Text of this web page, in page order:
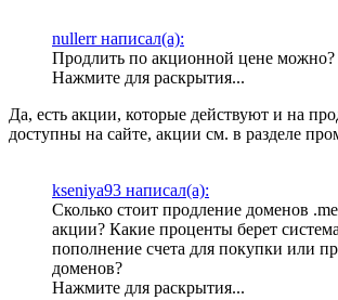
nullerr написал(а):
Продлить по акционной цене можно?
Нажмите для раскрытия...
Да, есть акции, которые действуют и на
доступны на сайте, акции см. в разделе
kseniya93 написал(а):
Сколько стоит продление доменов
акции? Какие проценты берет
пополнение счета для покупки или
доменов?
Нажмите для раскрытия...